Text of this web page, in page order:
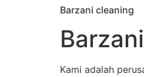
Barzani cleaning
Kami adalah